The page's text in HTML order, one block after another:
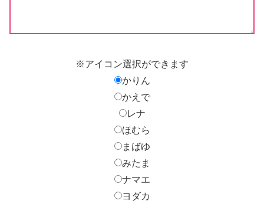
※アイコン選択ができます
かりん
かえで
レナ
ほむら
まばゆ
みたま
ナマエ
ヨダカ